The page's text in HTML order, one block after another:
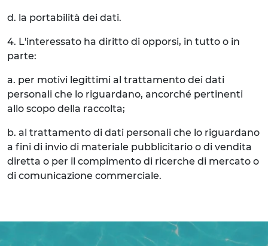
d. la portabilità dei dati.
4. L'interessato ha diritto di opporsi, in tutto o in
parte:
a. per motivi legittimi al trattamento dei dati
personali che lo riguardano, ancorché pertinenti
allo scopo della raccolta;
b. al trattamento di dati personali che lo riguardano
a fini di invio di materiale pubblicitario o di vendita
diretta o per il compimento di ricerche di mercato o
di comunicazione commerciale.